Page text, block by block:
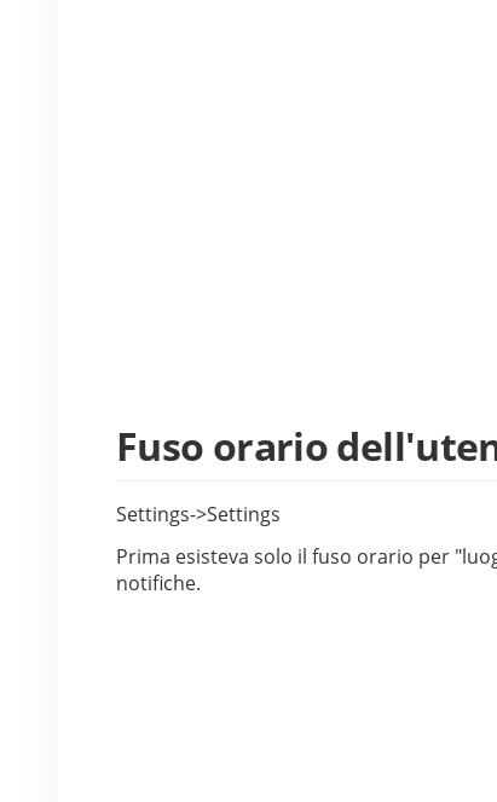
Fuso orario
Settings->Settings
Prima esisteva solo il fuso orario per
notifiche.